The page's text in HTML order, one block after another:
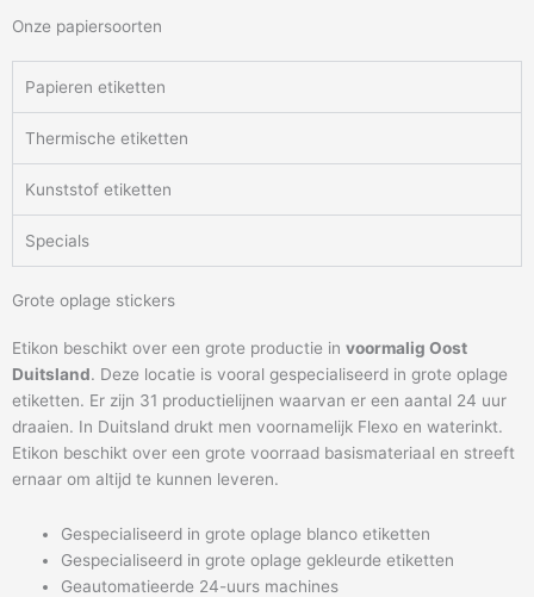
Onze papiersoorten
Papieren etiketten
Thermische etiketten
Kunststof etiketten
Specials
Grote oplage stickers
Etikon beschikt over een grote productie in voormalig Oost
Duitsland. Deze locatie is vooral gespecialiseerd in grote oplage
etiketten. Er zijn 31 productielijnen waarvan er een aantal 24 uur
draaien. In Duitsland drukt men voornamelijk Flexo en waterinkt.
Etikon beschikt over een grote voorraad basismateriaal en streeft
ernaar om altijd te kunnen leveren.
Gespecialiseerd in grote oplage blanco etiketten
Gespecialiseerd in grote oplage gekleurde etiketten
Geautomatieerde 24-uurs machines